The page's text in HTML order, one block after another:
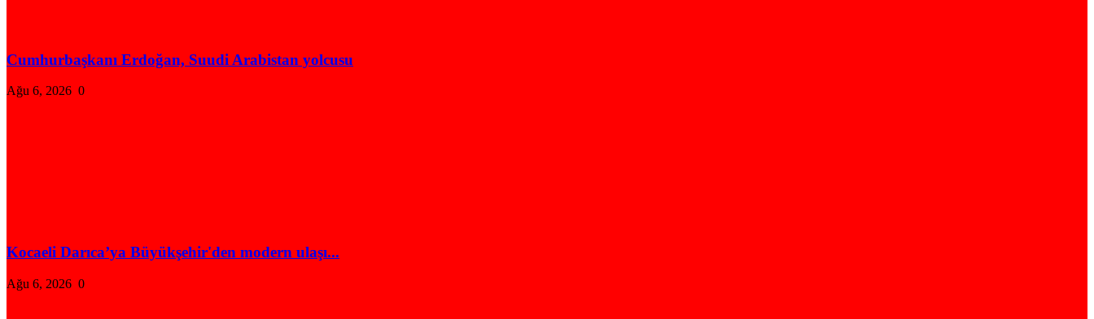
Cumhurbaşkanı Erdoğan, Suudi Arabistan yolcusu
Ağu 6, 2026 0
Kocaeli Darıca’ya Büyükşehir'den modern ulaşı...
Ağu 6, 2026 0